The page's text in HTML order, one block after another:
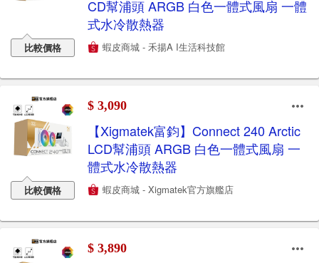
比較價格
CD幫浦頭 ARGB 白色一體式風扇 一體
式水冷散熱器
蝦皮商城 - 禾揚A I生活科技館
比較價格
$ 3,090
【Xigmatek富鈞】Connect 240 Arctic
LCD幫浦頭 ARGB 白色一體式風扇 一
體式水冷散熱器
蝦皮商城 - Xigmatek官方旗艦店
$ 3,890